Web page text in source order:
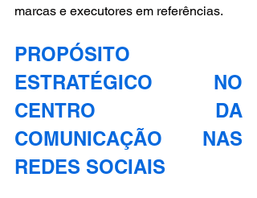
marcas e executores em referências.
PROPÓSITO
ESTRATÉGICO NO
CENTRO DA
COMUNICAÇÃO NAS
REDES SOCIAIS